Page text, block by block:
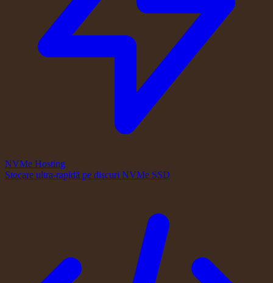
NVMe Hosting
Stocare ultra-rapidă pe discuri NVMe SSD